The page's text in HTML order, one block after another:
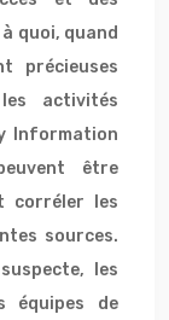
quoi, quand
précieuses
activités
Information
être
corréler les
sources.
les
équipes de